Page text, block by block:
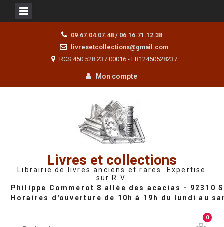
09.67.04.07.48 / 06.16.71.12.38
livresetcollections@gmail.com
RCS 450 528 237 00016 - FR12450528237
Mon compte
Livres et collections
Librairie de livres anciens et rares. Expertise
sur R.V.
0